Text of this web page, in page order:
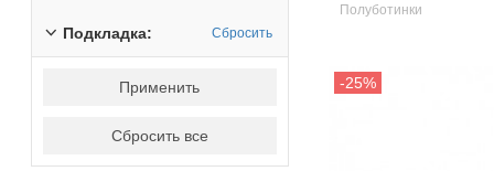
Подкладка: Сбросить
Применить
Сбросить все
Полуботинки
Сезон: Зима